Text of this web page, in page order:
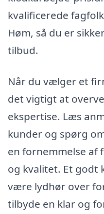
kvalificerede
Høm, så du er
tilbud.
Når du vælger et
det vigtigt at
ekspertise. Læs
kunder og spørg
en fornemmelse af
og kvalitet. Et godt
være lydhør over
tilbyde en klar og